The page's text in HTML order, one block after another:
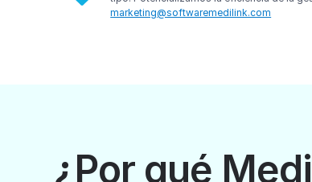
marketing@softwaremedilink.com
¿Por qué